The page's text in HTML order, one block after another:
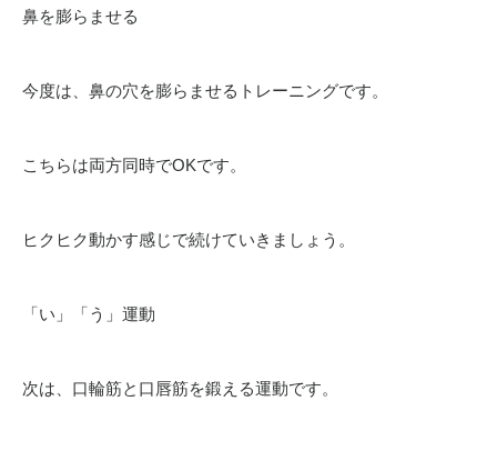
鼻を膨らませる
今度は、鼻の穴を膨らませるトレーニングです。
こちらは両方同時でOKです。
ヒクヒク動かす感じで続けていきましょう。
「い」「う」運動
次は、口輪筋と口唇筋を鍛える運動です。